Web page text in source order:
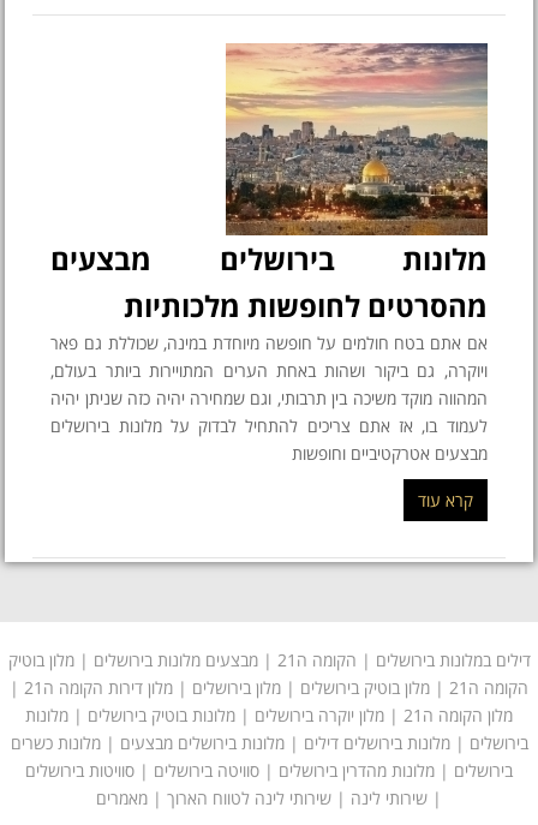
מלונות בירושלים מבצעים
מהסרטים לחופשות מלכותיות
אם אתם בטח חולמים על חופשה מיוחדת במינה, שכוללת גם פאר
ויוקרה, גם ביקור ושהות באחת הערים המתויירות ביותר בעולם,
המהווה מוקד משיכה בין תרבותי, וגם שמחירה יהיה כזה שניתן יהיה
לעמוד בו, אז אתם צריכים להתחיל לבדוק על מלונות בירושלים
מבצעים אטרקטיביים וחופשות
קרא עוד
דילים במלונות בירושלים | הקומה ה21 |מבצעים מלונות בירושלים | מלון בוטיק
הקומה ה21 |
מלון בוטיק בירושלים | מלון בירושלים | מלון דירות הקומה ה21 |
מלון הקומה ה21
| מלון יוקרה בירושלים | מלונות בוטיק בירושלים | מלונות
בירושלים |מלונות בירושלים דילים |מלונות בירושלים מבצעים |מלונות כשרים
בירושלים | מלונות מהדרין בירושלים | סוויטה בירושלים | סוויטות בירושלים
| שירותי לינה | שירותי לינה לטווח הארוך | מאמרים